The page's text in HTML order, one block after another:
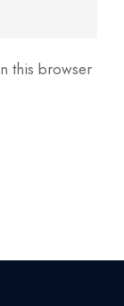
this browser